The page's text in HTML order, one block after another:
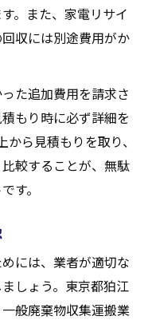
。また、家電リサイ
収には別途費用がか
た追加費用を請求さ
もり時に必ず詳細を
ら見積もりを取り、
較することが、無駄
す。
には、業者が適切な
しょう。東京都狛江
般廃棄物収集運搬業